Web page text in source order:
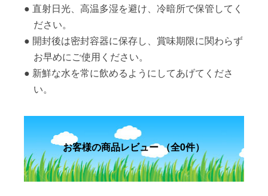
直射日光、高温多湿を避け、冷暗所で保管してく
ださい。
開封後は密封容器に保存し、賞味期限に関わらず
お早めにご使用ください。
新鮮な水を常に飲めるようにしてあげてくださ
い。
お客様の商品レビュー （全0件）